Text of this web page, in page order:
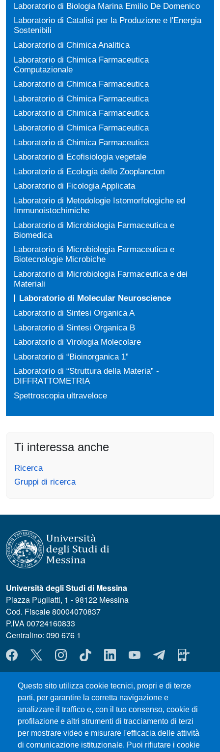
Laboratorio di Biologia Marina Emilio De Domenico
Laboratorio di Catalisi per la Produzione e l'Energia
Sostenibili
Laboratorio di Chimica Analitica
Laboratorio di Chimica Farmaceutica
Computazionale
Laboratorio di Chimica Farmaceutica
Laboratorio di Chimica Farmaceutica
Laboratorio di Chimica Farmaceutica
Laboratorio di Chimica Farmaceutica
Laboratorio di Chimica Farmaceutica
Laboratorio di Ecofisiologia vegetale
Laboratorio di Ecologia dello Zooplancton
Laboratorio di Ficologia Applicata
Laboratorio di Metodologie Istomorfologiche ed
Immunoistochimiche
Laboratorio di Microbiologia Farmaceutica e
Biomedica
Laboratorio di Microbiologia Farmaceutica e
Biotecnologie Microbiche
Laboratorio di Microbiologia Farmaceutica e dei
Materiali
Laboratorio di Molecular Neuroscience
Laboratorio di Sintesi Organica A
Laboratorio di Sintesi Organica B
Laboratorio di Virologia Molecolare
Laboratorio di “Bioinorganica 1”
Laboratorio di “Struttura della Materia” -
DIFFRATTOMETRIA
Spettroscopia ultraveloce
Ti interessa anche
Ricerca
Gruppi di ricerca
Questo sito utilizza cookie tecnici, propri e di terze
parti, per garantire la corretta navigazione e
analizzare il traffico e, con il tuo consenso, cookie di
profilazione e altri strumenti di tracciamento di terzi
per mostrare video e misurare l'efficacia delle attività
di comunicazione istituzionale. Puoi rifiutare i cookie
Università degli Studi di Messina
Piazza Pugliatti, 1 - 98122 Messina
Cod. Fiscale 80004070837
P.IVA 00724160833
Centralino: 090 676 1
MENÙ SOCIAL
MENÙ FOOTER 1
Dove ci trovi
MODULISTICA ChiBioFarAm
Sedute dei Consigli
UniMeSTONE
Siti Tematici